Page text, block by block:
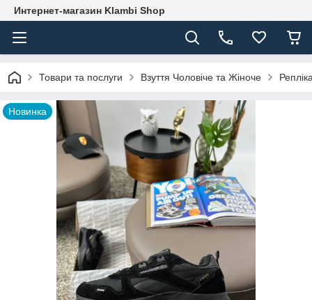
Интернет-магазин Klambi Shop
Товари та послуги Взуття Чоловіче та Жіноче
Новинка